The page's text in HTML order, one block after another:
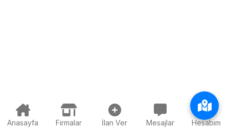
Anasayfa Firmalar İlan Ver Mesajlar Hesabım